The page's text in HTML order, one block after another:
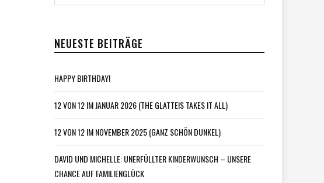
NEUESTE BEITRÄGE
HAPPY BIRTHDAY!
12 VON 12 IM JANUAR 2026 (THE GLATTEIS TAKES IT ALL)
12 VON 12 IM NOVEMBER 2025 (GANZ SCHÖN DUNKEL)
DAVID UND MICHELLE: UNERFÜLLTER KINDERWUNSCH – UNSERE
CHANCE AUF FAMILIENGLÜCK